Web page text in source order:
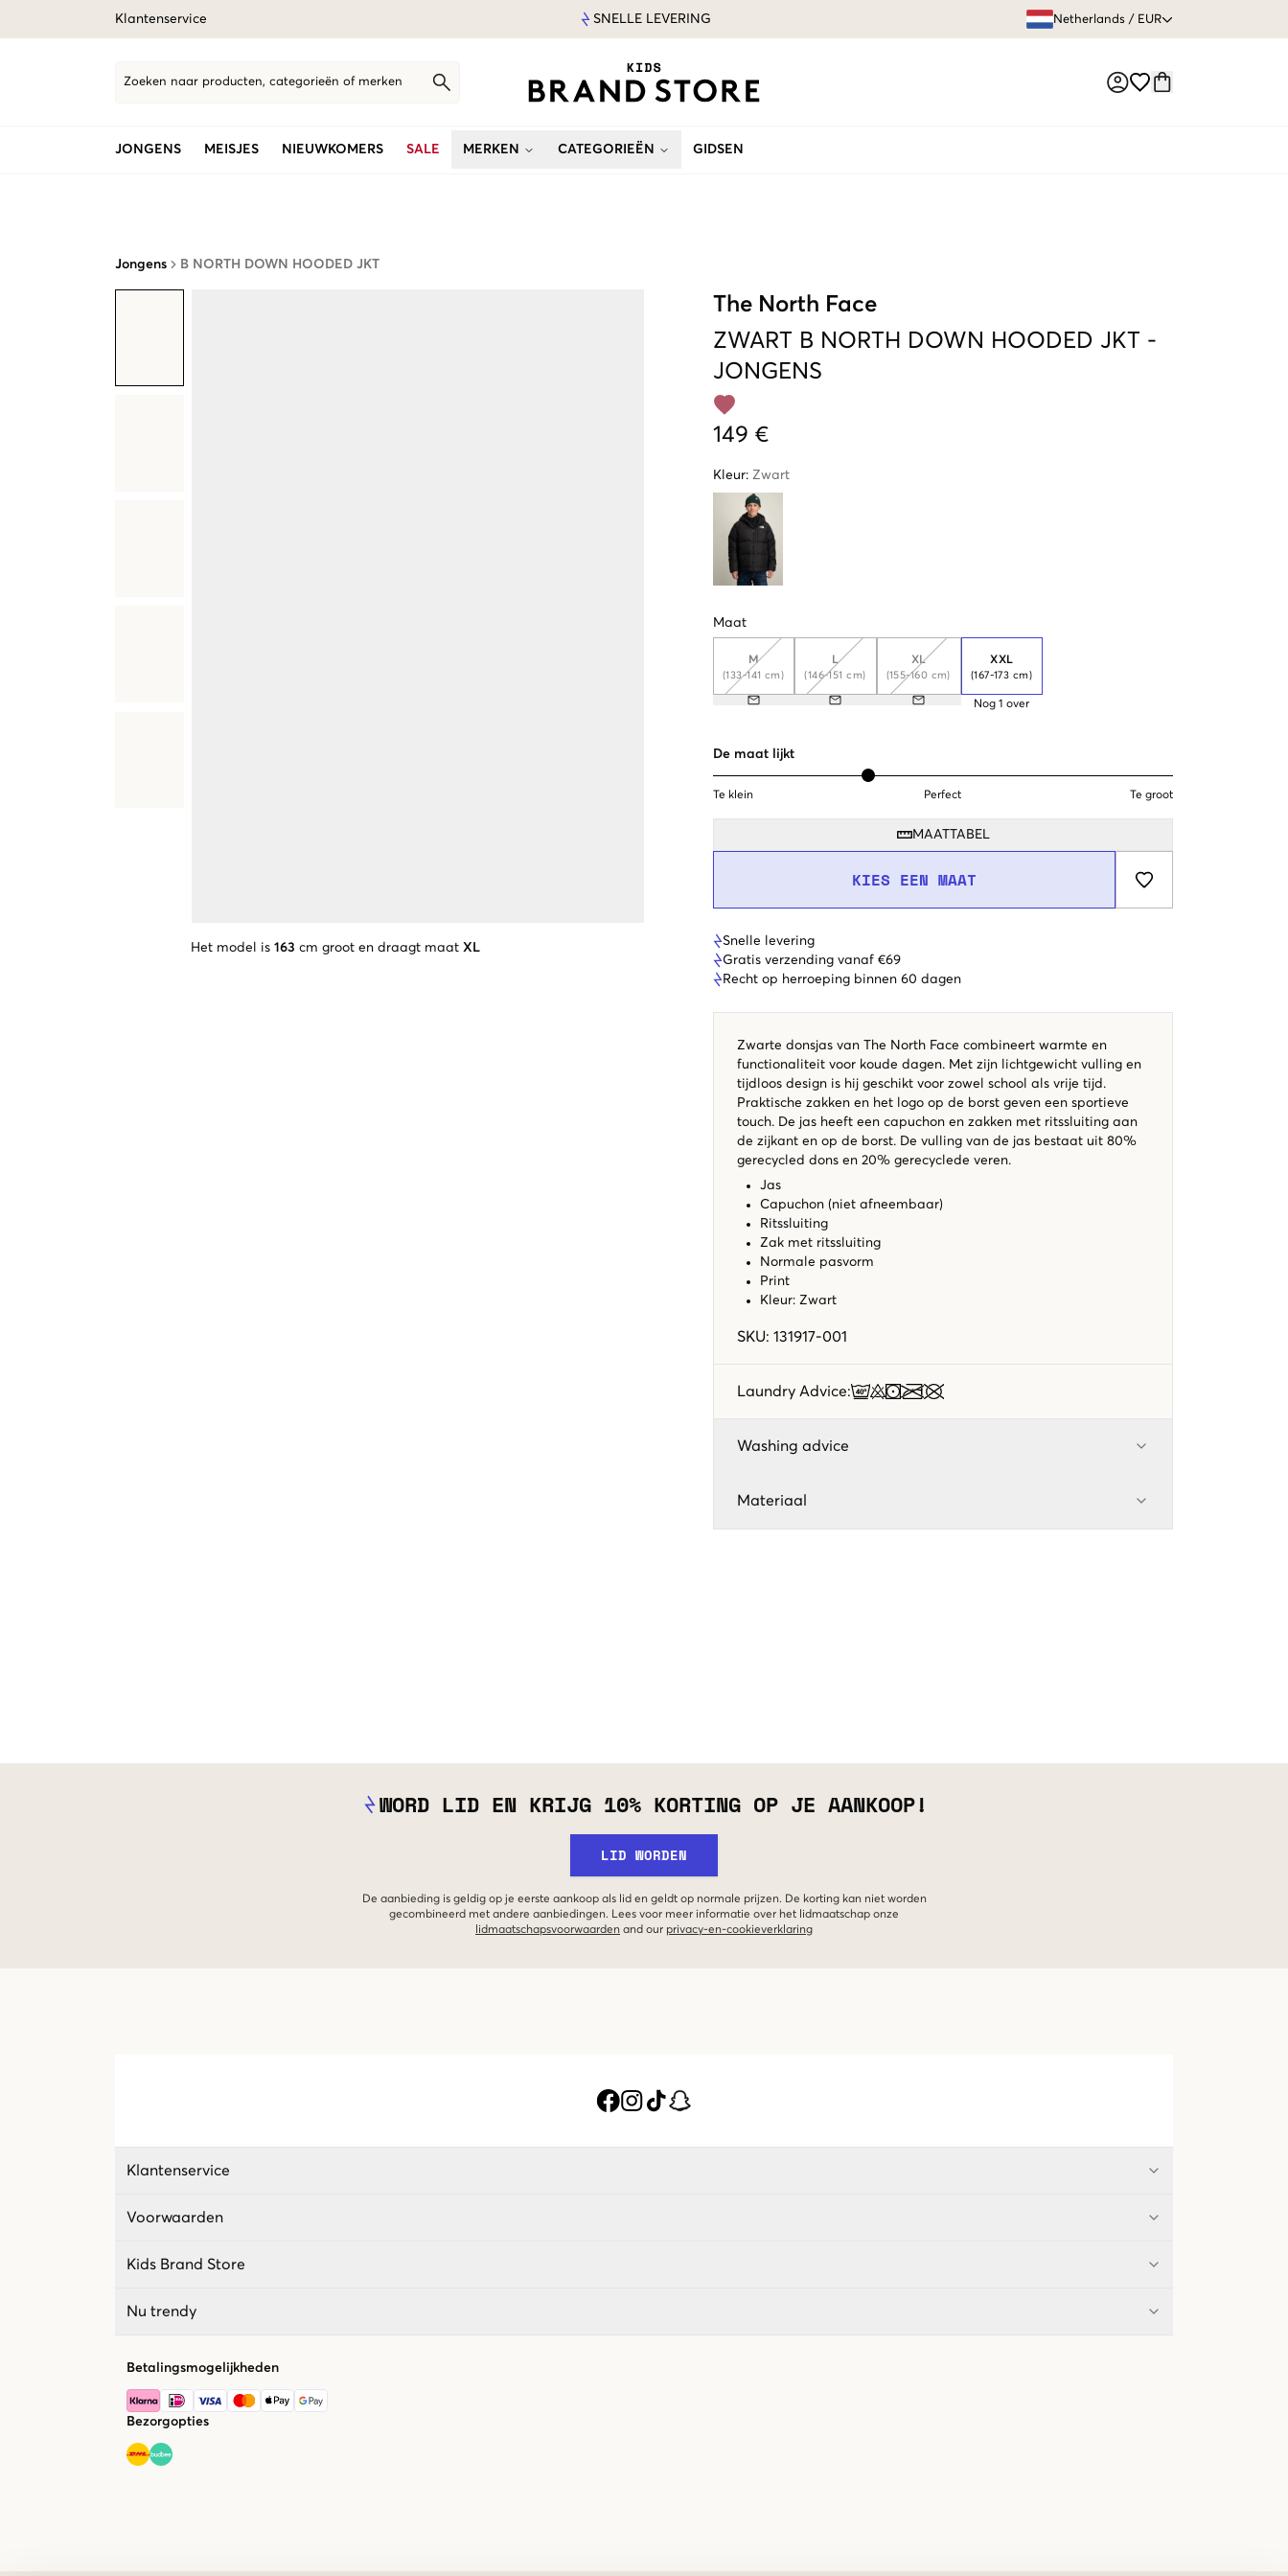
Klantenservice SNELLE LEVERING Netherlands / EUR
Zoeken naar producten, categorieën of merken
JONGENS MEISJES NIEUWKOMERS SALE MERKEN CATEGORIEËN GIDSEN
Jongens B NORTH DOWN HOODED JKT
Het model is 163 cm groot en draagt maat XL
The North Face
ZWART B NORTH DOWN HOODED JKT -
JONGENS
149 €
Kleur: Zwart
Maat
M
(133-141 cm)
L
(146-151 cm)
XL
(155-160 cm)
XXL
(167-173 cm)
Nog 1 over
De maat lijkt
Te klein Perfect Te groot
MAATTABEL
KIES EEN MAAT
Snelle levering
Gratis verzending vanaf €69
Recht op herroeping binnen 60 dagen
Zwarte donsjas van The North Face combineert warmte en
functionaliteit voor koude dagen. Met zijn lichtgewicht vulling en
tijdloos design is hij geschikt voor zowel school als vrije tijd.
Praktische zakken en het logo op de borst geven een sportieve
touch. De jas heeft een capuchon en zakken met ritssluiting aan
de zijkant en op de borst. De vulling van de jas bestaat uit 80%
gerecycled dons en 20% gerecyclede veren.
Jas
Capuchon (niet afneembaar)
Ritssluiting
Zak met ritssluiting
Normale pasvorm
Print
Kleur: Zwart
SKU: 131917-001
Laundry Advice:
Washing advice
Materiaal
WORD LID EN KRIJG 10% KORTING OP JE AANKOOP!
LID WORDEN
De aanbieding is geldig op je eerste aankoop als lid en geldt op normale prijzen. De korting kan niet worden
gecombineerd met andere aanbiedingen. Lees voor meer informatie over het lidmaatschap onze
lidmaatschapsvoorwaarden and our privacy-en-cookieverklaring
Klantenservice
Voorwaarden
Kids Brand Store
Nu trendy
Betalingsmogelijkheden
Bezorgopties